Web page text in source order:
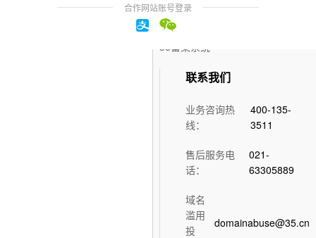
合作网站账号登录
虚拟主机控制面板
35备案系统
联系我们
业务咨询热
线：
400-135-
3511
售后服务电
话：
021-
63305889
域名
滥用
投
domainabuse@35.cn